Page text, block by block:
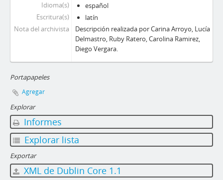
Idioma(s)
español
Escritura(s)
latín
Nota del archivista
Descripción realizada por Carina Arroyo, Lucía
Delmastro, Ruby Ratero, Carolina Ramirez,
Diego Vergara.
Portapapeles
Agregar
Explorar
Informes
Explorar lista
Exportar
XML de Dublin Core 1.1